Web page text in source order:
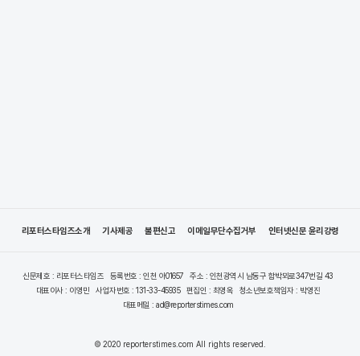
리포터스타임즈소개 기사제공 불편신고 이메일무단수집거부 인터넷신문 윤리강령
신문제호 : 리포터스타임즈 등록번호 : 인천 아01657
주소 : 인천광역시 남동구 함박뫼로347번길 43
대표이사 : 이영민
사업자번호 : 131-33-45935 편집인 : 최영옥
청소년보호책임자 : 박영진
대표메일 : ad@reporterstimes.com
© 2020 reporterstimes.com All rights reserved.